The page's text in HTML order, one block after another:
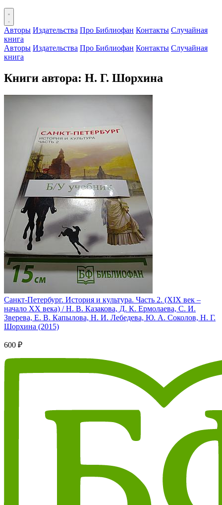
Авторы Издательства Про Библиофан Контакты Случайная
книга
Авторы Издательства Про Библиофан Контакты Случайная
книга
Книги автора: Н. Г. Шорхина
Санкт-Петербург. История и культура. Часть 2. (XIX век –
начало XX века) / Н. В. Казакова, Д. К. Ермолаева, С. И.
Зверева, Е. В. Капылова, Н. И. Лебедева, Ю. А. Соколов, Н. Г.
Шорхина (2015)
600 ₽